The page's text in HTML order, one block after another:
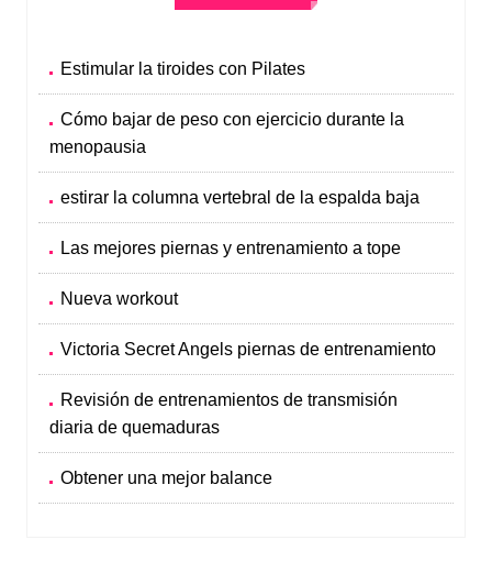
Estimular la tiroides con Pilates
Cómo bajar de peso con ejercicio durante la
menopausia
estirar la columna vertebral de la espalda baja
Las mejores piernas y entrenamiento a tope
Nueva workout
Victoria Secret Angels piernas de entrenamiento
Revisión de entrenamientos de transmisión
diaria de quemaduras
Obtener una mejor balance